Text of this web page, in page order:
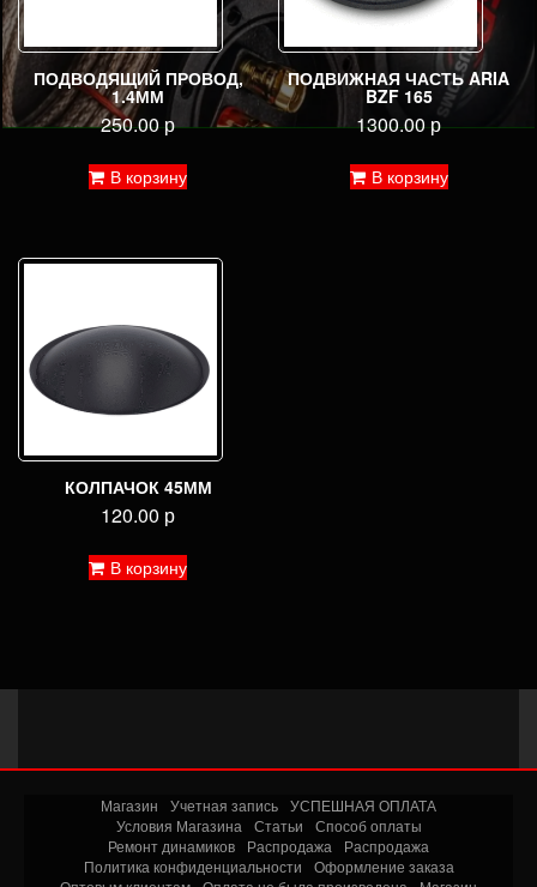
ПОДВОДЯЩИЙ ПРОВОД,
1.4ММ
250.00р
В корзину
ПОДВИЖНАЯ ЧАСТЬ ARIA
BZF 165
1300.00р
В корзину
КОЛПАЧОК 45ММ
120.00 р
В корзину
Магазин Учетная запись УСПЕШНАЯ ОПЛАТА
Условия Магазина
Статьи
Способ оплаты
Ремонт динамиков
Распродажа
Распродажа
Политика конфиденциальности
Оформление заказа